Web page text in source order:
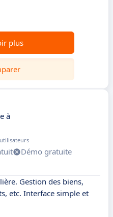
plus
à
Démo gratuite
Gestion des biens,
etc. Interface simple et